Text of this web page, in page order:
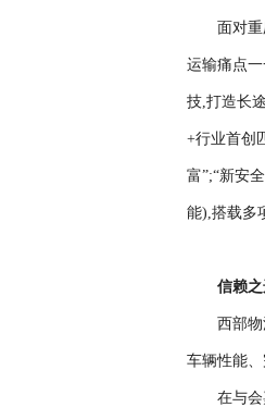
面对
运输痛点
技,打造长
+行业首创
富”;“新安
能),搭载多
信赖
西部
车辆性能
在与